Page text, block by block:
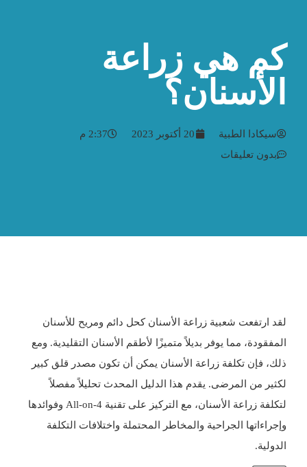
كم هي زراعة
الأسنان؟
سيكادا الطبية 20 أكتوبر 2023
2:37 م
بدون تعليقات
لقد ارتفعت شعبية زراعة الأسنان كحل دائم ومريح للأسنان
المفقودة، مما يوفر بديلاً متميزًا لأطقم الأسنان التقليدية. ومع
ذلك، فإن تكلفة زراعة الأسنان يمكن أن تكون مصدر قلق كبير
لكثير من المرضى. يقدم هذا الدليل المحدث تحليلاً مفصلاً
لتكلفة زراعة الأسنان، مع التركيز على تقنية All-on-4 وفوائدها
وإجراءاتها الجراحية والمخاطر المحتملة واختلافات التكلفة
الدولية.